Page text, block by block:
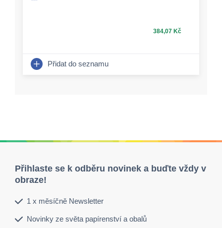
384,07 Kč
Přidat do seznamu
Přihlaste se k odběru novinek a buďte vždy v
obraze!
1 x měsíčně Newsletter
Novinky ze světa papírenství a obalů